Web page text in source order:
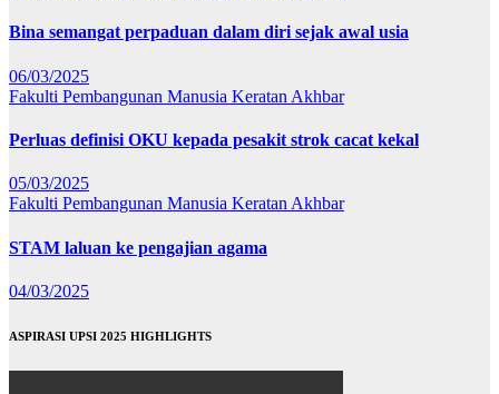
Bina semangat perpaduan dalam diri sejak awal usia
06/03/2025
Fakulti Pembangunan Manusia Keratan Akhbar
Perluas definisi OKU kepada pesakit strok cacat kekal
05/03/2025
Fakulti Pembangunan Manusia Keratan Akhbar
STAM laluan ke pengajian agama
04/03/2025
ASPIRASI UPSI 2025 HIGHLIGHTS